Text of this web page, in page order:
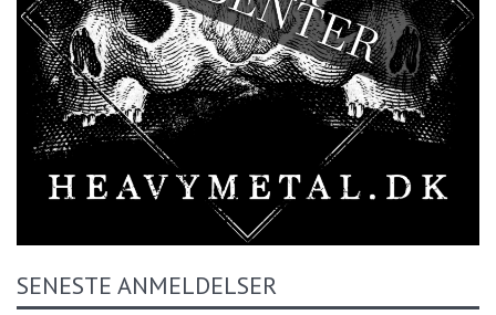
SENESTE ANMELDELSER